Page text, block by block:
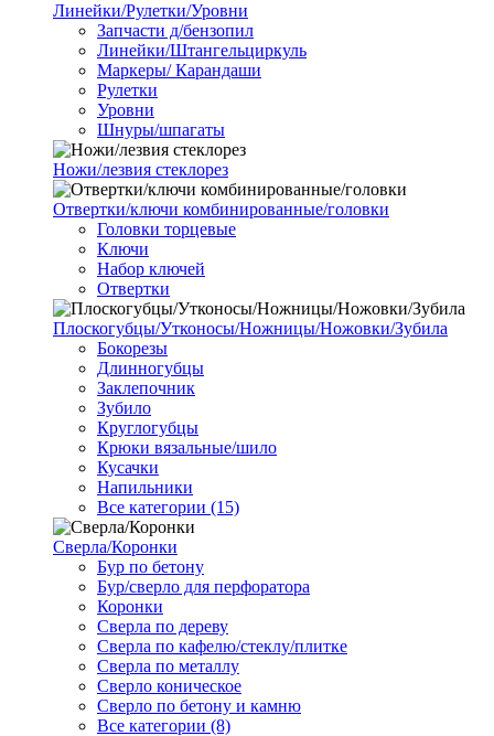
Линейки/Рулетки/Уровни
Запчасти д/бензопил
Линейки/Штангельциркуль
Маркеры/ Карандаши
Рулетки
Уровни
Шнуры/шпагаты
Ножи/лезвия стеклорез
Отвертки/ключи комбинированные/головки
Головки торцевые
Ключи
Набор ключей
Отвертки
Плоскогубцы/Утконосы/Ножницы/Ножовки/Зубила
Бокорезы
Длинногубцы
Заклепочник
Зубило
Круглогубцы
Крюки вязальные/шило
Кусачки
Напильники
Все категории (15)
Сверла/Коронки
Бур по бетону
Бур/сверло для перфоратора
Коронки
Сверла по дереву
Сверла по кафелю/стеклу/плитке
Сверла по металлу
Сверло коническое
Сверло по бетону и камню
Все категории (8)